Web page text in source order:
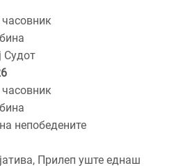
часовник
Судот
часовник
непобедените
Прилеп уште еднаш